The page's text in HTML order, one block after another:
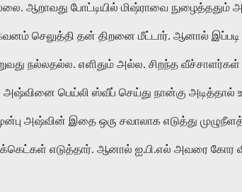
ஆறாவது போட்டியில் மிஷ்ராவை நுழைத்ததும்
கவனம் செலுத்தி தன் திறனை மீட்டார். ஆனால்
நல்லதல்ல. எளிதும் அல்ல. சிறந்த
பெய்லி ஸ்வீப் செய்து நான்கு
அஷ்வின் இதை ஒரு சவாலாக எடுத்து
எடுத்தார். ஆனால் ஐ.பி.எல் அவரை கோர